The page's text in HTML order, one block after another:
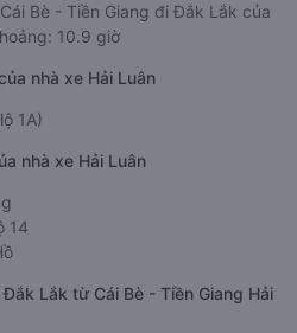
Bè - Tiền Giang đi Đắk Lắk của
10.9 giờ
nhà xe Hải Luân
1A)
nhà xe Hải Luân
14
Lắk từ Cái Bè - Tiền Giang Hải